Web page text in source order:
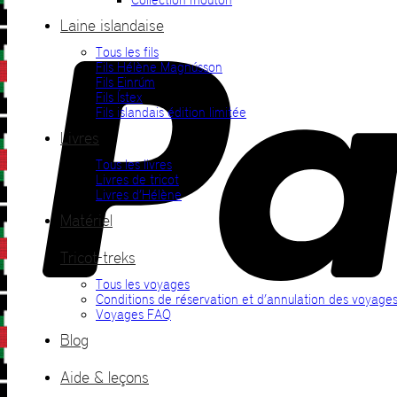
Laine islandaise
Tous les fils
Fils Hélène Magnússon
Fils Einrúm
Fils Ístex
Fils islandais édition limitée
Livres
Tous les livres
Livres de tricot
Livres d’Hélène
Matériel
Tricot-treks
Tous les voyages
Conditions de réservation et d’annulation des voyages
Voyages FAQ
Blog
Aide & leçons